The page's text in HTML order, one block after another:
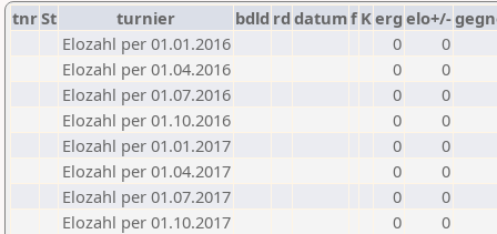
tnrSt turnier bdld rd datumf Kerg elo+/-
Elozahl per 01.01.2016
0
0
Elozahl per 01.04.2016
0
0
Elozahl per 01.07.2016
0
0
Elozahl per 01.10.2016
0
0
Elozahl per 01.01.2017
0
0
Elozahl per 01.04.2017
0
0
Elozahl per 01.07.2017
0
0
Elozahl per 01.10.2017
0
0